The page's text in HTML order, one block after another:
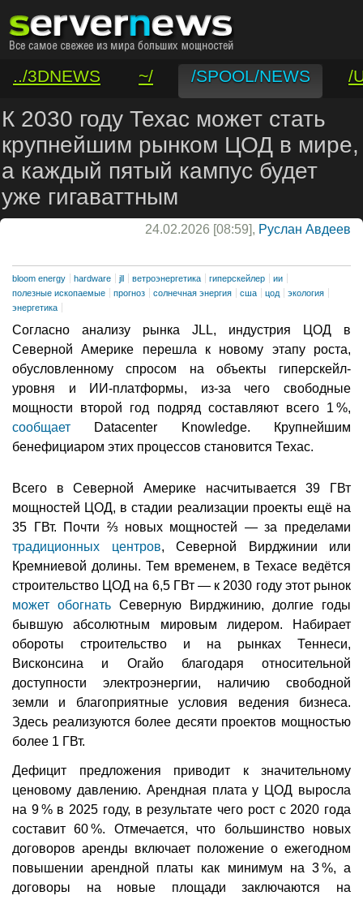
../3DNEWS ~/ /SPOOL/NEWS
/
/VAR/CONTACT
К 2030 году Техас может стать
крупнейшим рынком ЦОД в мире,
а каждый пятый кампус будет
уже гигаваттным
24.02.2026 [08:59], Руслан Авдеев
bloom energy hardware jll ветроэнергетика гиперскейлер
ии
полезные ископаемые
прогноз солнечная энергия сша цод
экология
энергетика
Согласно анализу рынка JLL, индустрия ЦОД в
Северной Америке перешла к новому этапу роста,
обусловленному спросом на объекты гиперскейл-
уровня и ИИ-платформы, из-за чего свободные
мощности второй год подряд составляют всего 1 %,
сообщает Datacenter Knowledge. Крупнейшим
бенефициаром этих процессов становится Техас.
Всего в Северной Америке насчитывается 39 ГВт
мощностей ЦОД, в стадии реализации проекты ещё на
35 ГВт. Почти ⅔ новых мощностей — за пределами
традиционных центров, Северной Вирджинии или
Кремниевой долины. Тем временем, в Техасе ведётся
строительство ЦОД на 6,5 ГВт — к 2030 году этот рынок
может обогнать Северную Вирджинию, долгие годы
бывшую абсолютным мировым лидером. Набирает
обороты строительство и на рынках Теннеси,
Висконсина и Огайо благодаря относительной
доступности электроэнергии, наличию свободной
земли и благоприятные условия ведения бизнеса.
Здесь реализуются более десяти проектов мощностью
более 1 ГВт.
Дефицит предложения приводит к значительному
ценовому давлению. Арендная плата у ЦОД выросла
на 9 % в 2025 году, в результате чего рост с 2020 года
составит 60 %. Отмечается, что большинство новых
договоров аренды включает положение о ежегодном
повышении арендной платы как минимум на 3 %, а
договоры на новые площади заключаются на